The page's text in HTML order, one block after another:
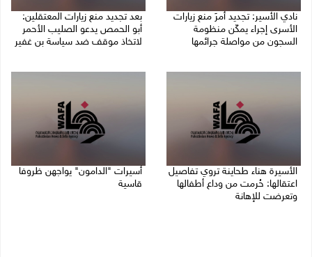
نادي الأسير: تجديد أمرَ منع زيارات
الأسرى إجراء يمكّن منظومة
السجون من مواصلة جرائمها
بعد تجديد منع زيارات المعتقلين:
أبو الحمص يدعو الصليب الأحمر
لاتخاذ موقف ضد سياسة بن غفير
الأسيرة هناء طحاينة تروي تفاصيل
اعتقالها: حُرمت من وداع أطفالها
وتعرضت للإهانة
أسيرات "الدامون" يواجهن ظروفا
قاسية